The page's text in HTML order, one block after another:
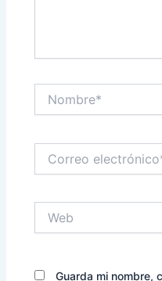
electrónico*
Guarda mi nombre,